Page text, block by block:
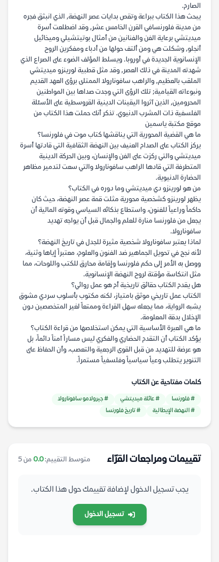
الصارم.
يبحث هذا الكتاب ببراعة وتقص بدايات عصر النهضة, الذي انبثق فجره
من مدينة فلورنسافي القرن الخامس عشر, وقد اضطلعت أسرة
ميديتشي برعاية الفن والفنانين من أمثال بوتيتشيلي وميخائيل
أنجلو, وشكلت هي ومن ألتف حولها من أدباء ومفكرين الروح
الإنسانوية الجديدة في أوروبا. ويسلط المؤلف الضوء على الصراع الذي
شهدته المدينة في ذلك العصر, وقد مثل قطبية لورينزو ميديتشي
الملقب بالعظيم, والراهب سافونارولا الممتلئ برؤى العهد القديم
ونبوءاته القيامية; تلك الرؤى التي وجدت صداها بين المواطنين
المحرومين, الذين آثروا اليقينات الدينية القروسطية على الأسئلة
الفلسفية ذات المشرب الدنيوي. تذكر أنك حملت هذا الكتاب من
موقع مكتبة ياسمين
ما هي القضية المحورية التي يناقشها كتاب موت في فلورنسا؟
يركز الكتاب على الصدام العنيف بين النهضة الثقافية التي قادتها أسرة
ميديتشي والتي ركزت على الفن والإنسان، وبين الحركة الدينية
المتطرفة التي قادها الراهب سافونارولا والتي سعت لتدمير مظاهر
الحضارة الدنيوية.
من هو لورينزو دي ميديتشي وما دوره في الكتاب؟
يظهر لورينزو كشخصية محورية مثلت قمة عصر النهضة، حيث كان
حاكماً وراعياً للفنون، واستطاع بذكائه السياسي وقوته المالية أن
يجعل من فلورنسا منارة للعلم والجمال قبل أن يواجه تهديد
سافونارولا.
لماذا يعتبر سافونارولا شخصية مثيرة للجدل في تاريخ النهضة؟
لأنه نجح في تحويل الجماهير ضد الفنون والعلوم، معتبراً إياها وثنية،
ووصل به الأمر إلى حكم فلورنسا وإقامة محارق للكتب واللوحات، مما
مثل انتكاسة مؤقتة لروح النهضة الإنسانوية.
هل يقدم الكتاب حقائق تاريخية أم هو عمل روائي؟
الكتاب عمل تاريخي موثق بامتياز، لكنه مكتوب بأسلوب سردي مشوق
يشبه الرواية، مما يجعله سهل القراءة وممتعاً لغير المتخصصين دون
الإخلال بدقة المعلومة.
ما هي العبرة الأساسية التي يمكن استخلاصها من قراءة الكتاب؟
يؤكد الكتاب أن التقدم الحضاري والفكري ليس مساراً آمناً دائماً، بل
هو عرضة للتهديد من قبل القوى الرجعية والتعصب، وأن الحفاظ على
التنوير يتطلب وعياً سياسياً وفلسفياً مستمراً.
كلمات مفتاحية عن الكتاب
# فلورنسا # عائلة ميديتشي
# جيرولامو سافونارولا
# النهضة الإيطالية
# تاريخ فلورنسا
تقييمات ومراجعات القرّاء متوسط التقييم:0.0 من 5
يجب تسجيل الدخول لإضافة تقييمك حول هذا الكتاب.
تسجيل الدخول